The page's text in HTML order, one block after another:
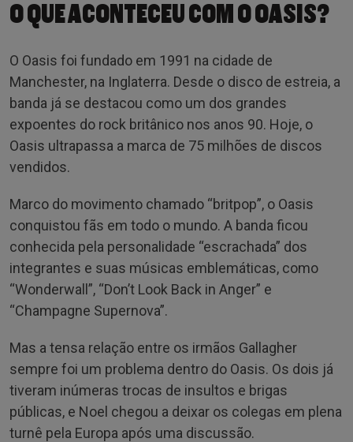
O QUE ACONTECEU COM O OASIS?
O Oasis foi fundado em 1991 na cidade de
Manchester, na Inglaterra. Desde o disco de estreia, a
banda já se destacou como um dos grandes
expoentes do rock britânico nos anos 90. Hoje, o
Oasis ultrapassa a marca de 75 milhões de discos
vendidos.
Marco do movimento chamado “britpop”, o Oasis
conquistou fãs em todo o mundo. A banda ficou
conhecida pela personalidade “escrachada” dos
integrantes e suas músicas emblemáticas, como
“Wonderwall”, “Don’t Look Back in Anger” e
“Champagne Supernova”.
Mas a tensa relação entre os irmãos Gallagher
sempre foi um problema dentro do Oasis. Os dois já
tiveram inúmeras trocas de insultos e brigas
públicas, e Noel chegou a deixar os colegas em plena
turnê pela Europa após uma discussão.